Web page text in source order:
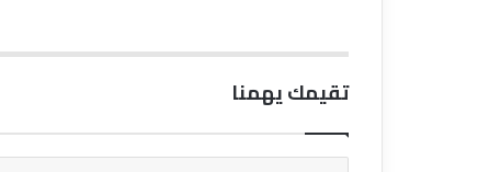
تقيمك يهمنا